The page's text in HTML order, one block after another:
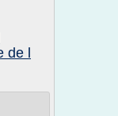
de l